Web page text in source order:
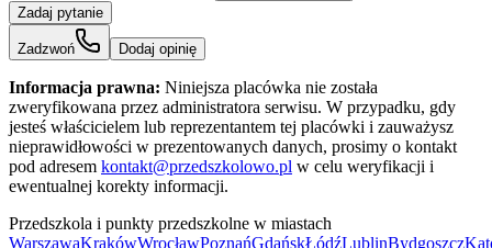
Zadaj pytanie
Zadzwoń Dodaj opinię
Informacja prawna: Niniejsza placówka nie została
zweryfikowana przez administratora serwisu. W przypadku, gdy
jesteś właścicielem lub reprezentantem tej placówki i zauważysz
nieprawidłowości w prezentowanych danych, prosimy o kontakt
pod adresem kontakt@przedszkolowo.pl w celu weryfikacji i
ewentualnej korekty informacji.
Przedszkola i punkty przedszkolne w miastach
WarszawaKrakówWrocławPoznańGdańskŁódźLublinBydgoszcz